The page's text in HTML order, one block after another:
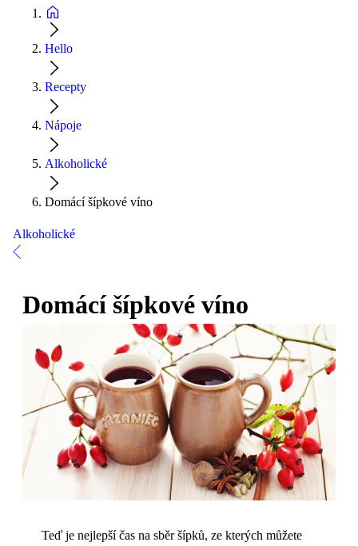
Hello
Recepty
Nápoje
Alkoholické
Domácí šípkové víno
Alkoholické
Domácí šípkové víno
Teď je nejlepší čas na sběr šípků, ze kterých můžete